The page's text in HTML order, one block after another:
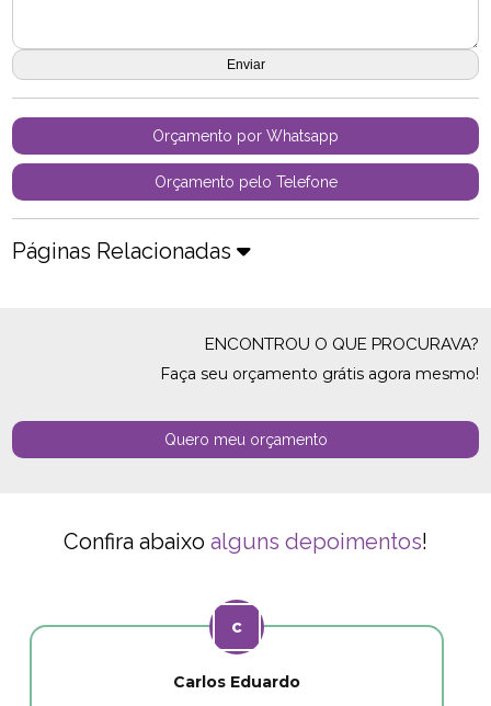
Orçamento por Whatsapp
Orçamento pelo Telefone
Páginas Relacionadas
ENCONTROU O QUE PROCURAVA?
Faça seu orçamento grátis agora mesmo!
Quero meu orçamento
Confira abaixo alguns depoimentos!
Carlos Eduardo